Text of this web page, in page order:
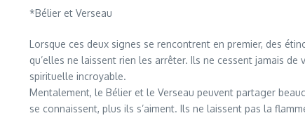
*Bélier et Verseau
Lorsque ces deux signes se rencontrent en premier, des
qu’elles ne laissent rien les arrêter. Ils ne cessent jamais
spirituelle incroyable.
Mentalement, le Bélier et le Verseau peuvent partager
se connaissent, plus ils s’aiment. Ils ne laissent pas la